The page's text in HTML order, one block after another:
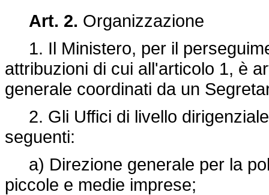
Art. 2. Organizzazione
1. Il Ministero, per il
attribuzioni di cui all'articolo 1, è
generale coordinati da un
2. Gli Uffici di livello
seguenti:
a) Direzione generale per la
piccole e medie imprese;